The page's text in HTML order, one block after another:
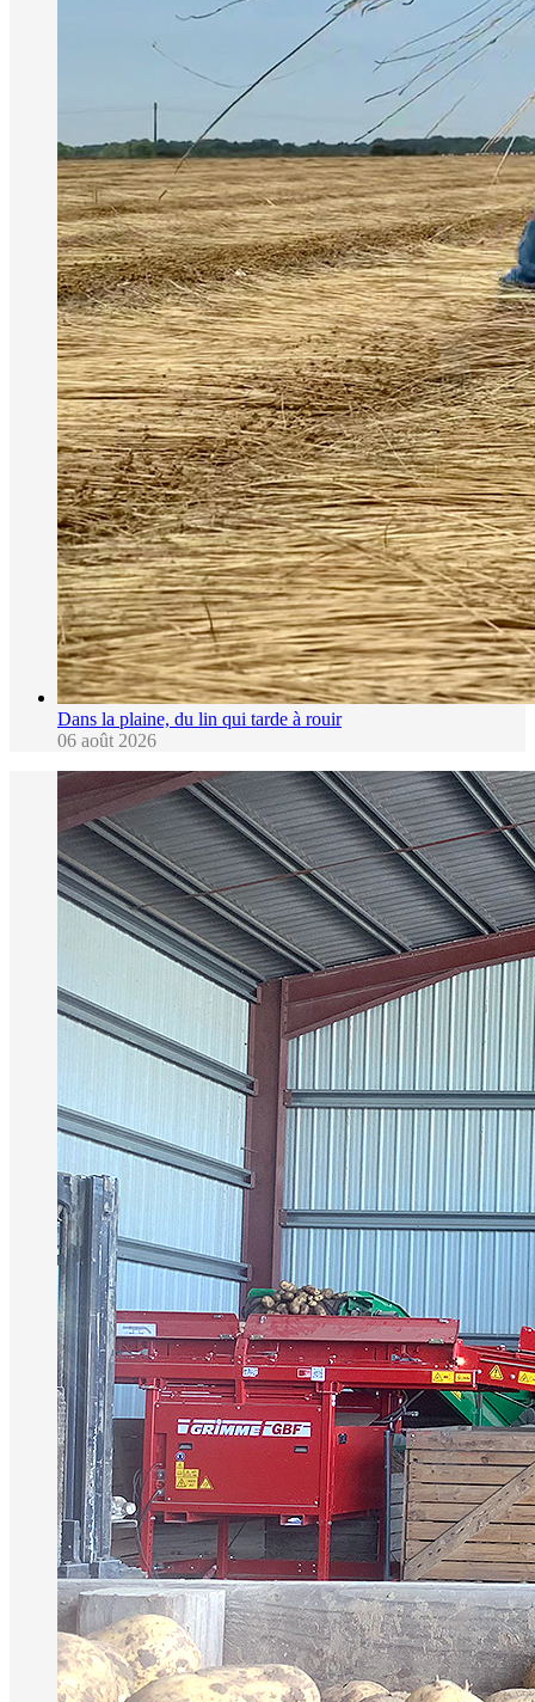
Dans la plaine, du lin qui tarde à rouir
06 août 2026